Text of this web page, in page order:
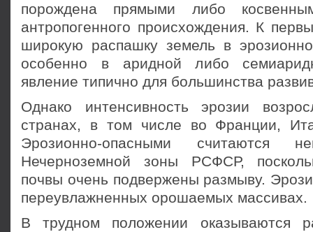
порождена прямыми либо
антропогенного происхождения. К
широкую распашку земель в
особенно в аридной либо
явление типично для большинства
Однако интенсивность эрозии
странах, в том числе во Франции,
Эрозионно-опасными считаются
Нечерноземной зоны РСФСР,
почвы очень подвержены размыву.
переувлажненных орошаемых массивах.
В трудном положении оказываются